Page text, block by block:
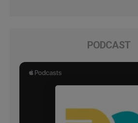
PODCAST